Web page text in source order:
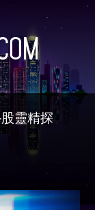
靈精探